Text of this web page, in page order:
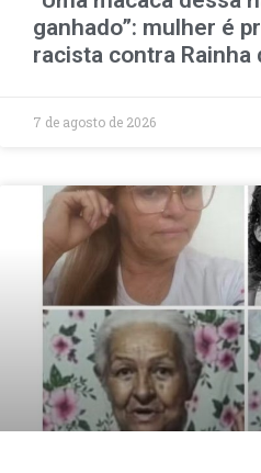
ganhado”: mulher é
racista contra Rainha
7 de agosto de 2026